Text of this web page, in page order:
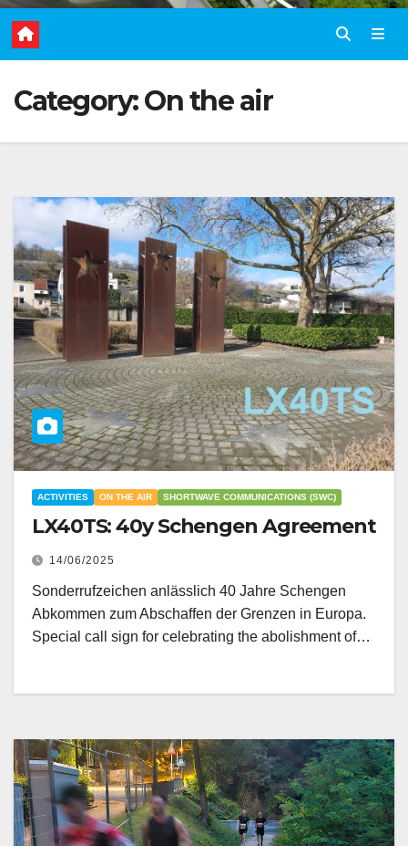
Category:On the air
ACTIVITIES ON THE AIR SHORTWAVE COMMUNICATIONS (SWC)
LX40TS: 40y Schengen Agreement
14/06/2025
Sonderrufzeichen anlässlich 40 Jahre Schengen
Abkommen zum Abschaffen der Grenzen in Europa.
Special call sign for celebrating the abolishment of…